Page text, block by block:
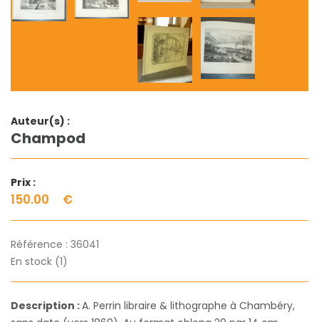
Auteur(s) :
Champod
Prix :
150.00 €
Référence : 36041
En stock (1)
Description :A. Perrin libraire & lithographe à Chambéry,